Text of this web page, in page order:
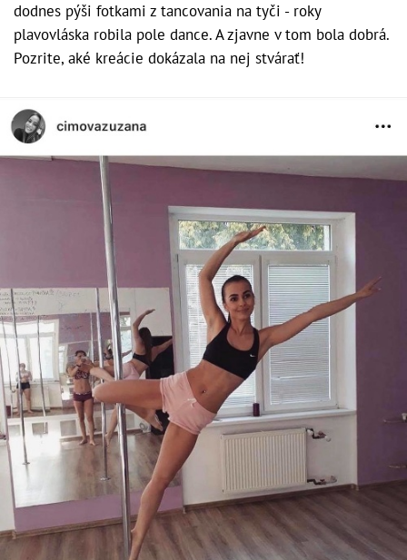
dodnes pýši fotkami z tancovania na tyči - roky
plavovláska robila pole dance. A zjavne v tom bola dobrá.
Pozrite, aké kreácie dokázala na nej stvárať!